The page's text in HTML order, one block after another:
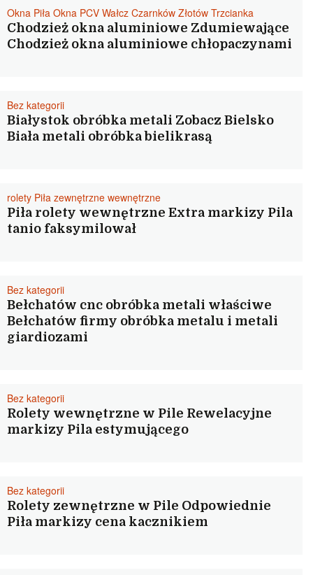
Okna Piła Okna PCV Wałcz Czarnków Złotów Trzcianka
Chodzież okna aluminiowe Zdumiewające
Chodzież okna aluminiowe chłopaczynami
Bez kategorii
Białystok obróbka metali Zobacz Bielsko
Biała metali obróbka bielikrasą
rolety Piła zewnętrzne wewnętrzne
Piła rolety wewnętrzne Extra markizy Pila
tanio faksymilował
Bez kategorii
Bełchatów cnc obróbka metali właściwe
Bełchatów firmy obróbka metalu i metali
giardiozami
Bez kategorii
Rolety wewnętrzne w Pile Rewelacyjne
markizy Pila estymującego
Bez kategorii
Rolety zewnętrzne w Pile Odpowiednie
Piła markizy cena kacznikiem